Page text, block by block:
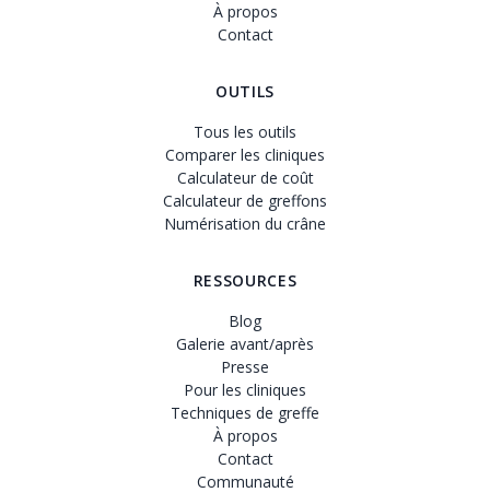
À propos
Contact
OUTILS
Tous les outils
Comparer les cliniques
Calculateur de coût
Calculateur de greffons
Numérisation du crâne
RESSOURCES
Blog
Galerie avant/après
Presse
Pour les cliniques
Techniques de greffe
À propos
Contact
Communauté